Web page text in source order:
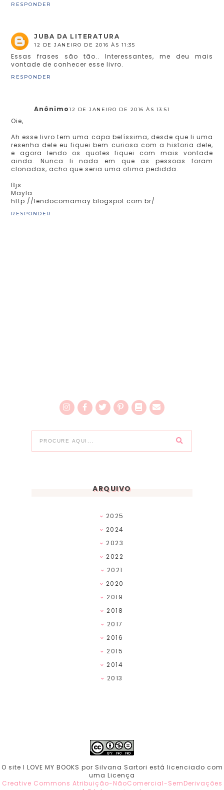
RESPONDER
JUBA DA LITERATURA
12 DE JANEIRO DE 2016 ÀS 11:35
Essas frases são tão.. Interessantes, me deu mais
vontade de conhecer esse livro.
RESPONDER
Anônimo12 DE JANEIRO DE 2016 ÀS 13:51
Oie,
Ah esse livro tem uma capa belíssima, desde que li uma
resenha dele eu fiquei bem curiosa com a historia dele,
e agora lendo os quotes fiquei com mais vontade
ainda. Nunca li nada em que as pessoas foram
clonadas, acho que seria uma otima pedidda.
Bjs
Mayla
http://lendocomamay.blogspot.com.br/
RESPONDER
ARQUIVO
2025
2024
2023
2022
2021
2020
2019
2018
2017
2016
2015
2014
2013
O site I LOVE MY BOOKS por Silvana Sartori está licenciado com
uma Licença
Creative Commons Atribuição-NãoComercial-SemDerivações